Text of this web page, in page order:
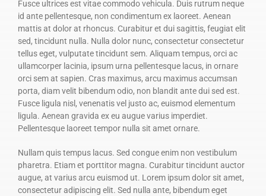
Fusce ultrices est vitae commodo vehicula. Duis rutrum neque
id ante pellentesque, non condimentum ex laoreet. Aenean
mattis at dolor at rhoncus. Curabitur et dui sagittis, feugiat elit
sed, tincidunt nulla. Nulla dolor nunc, consectetur consectetur
tellus eget, vulputate tincidunt sem. Aliquam tempus, orci ac
ullamcorper lacinia, ipsum urna pellentesque lacus, in ornare
orci sem at sapien. Cras maximus, arcu maximus accumsan
porta, diam velit bibendum odio, non blandit ante dui sed est.
Fusce ligula nisl, venenatis vel justo ac, euismod elementum
ligula. Aenean gravida ex eu augue varius imperdiet.
Pellentesque laoreet tempor nulla sit amet ornare.
Nullam quis tempus lacus. Sed congue enim non vestibulum
pharetra. Etiam et porttitor magna. Curabitur tincidunt auctor
augue, at varius arcu euismod ut. Lorem ipsum dolor sit amet,
consectetur adipiscing elit. Sed nulla ante, bibendum eget